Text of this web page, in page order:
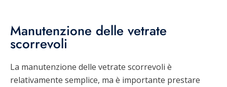
Manutenzione delle vetrate
scorrevoli
La manutenzione delle vetrate scorrevoli è
relativamente semplice, ma è importante prestare